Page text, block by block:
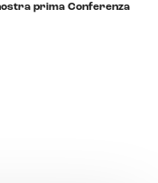
prima Conferenza